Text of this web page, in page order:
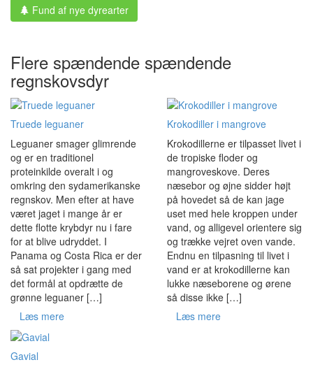
Fund af nye dyrearter
Flere spændende spændende
regnskovsdyr
Truede leguaner
Leguaner smager glimrende
og er en traditionel
proteinkilde overalt i og
omkring den sydamerikanske
regnskov. Men efter at have
været jaget i mange år er
dette flotte krybdyr nu i fare
for at blive udryddet. I
Panama og Costa Rica er der
så sat projekter i gang med
det formål at opdrætte de
grønne leguaner […]
Læs mere
Krokodiller i mangrove
Krokodillerne er tilpasset livet i
de tropiske floder og
mangroveskove. Deres
næsebor og øjne sidder højt
på hovedet så de kan jage
uset med hele kroppen under
vand, og alligevel orientere sig
og trække vejret oven vande.
Endnu en tilpasning til livet i
vand er at krokodillerne kan
lukke næseborene og ørene
så disse ikke […]
Læs mere
Gavial